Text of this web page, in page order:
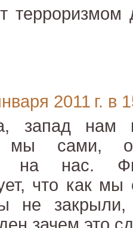
2011 г. в
запад
мы сами,
на нас.
что как
не закрыли,